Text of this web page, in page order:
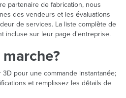
partenaire de fabrication, nous
des vendeurs et les évaluations
de services. La liste complète de
incluse sur leur page d'entreprise.
pour une commande instantanée;
et remplissez les détails de